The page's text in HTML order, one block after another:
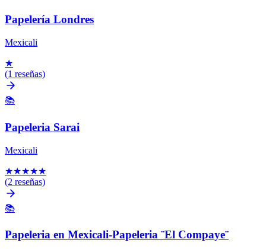
Papelería Londres
Mexicali
★
(1 reseñas)
📚
Papeleria Sarai
Mexicali
★★★★★
(2 reseñas)
📚
Papeleria en Mexicali-Papeleria ¨El Compaye¨